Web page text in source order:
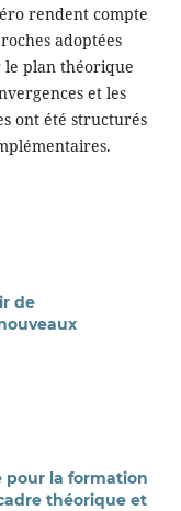
rendent compte
adoptées
le plan théorique
et les
ont été structurés
de
pour la formation
théorique et